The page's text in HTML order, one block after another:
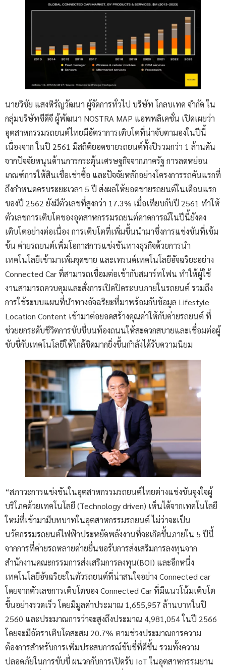
นายวิชัย แสงหิรัญวัฒนา ผู้จัดการทั่วไป บริษัท โกลบเทค จำกัด ใน
กลุ่มบริษัทซีดีจี ผู้พัฒนา NOSTRA MAP แอพพลิเคชั่น เปิดเผยว่า
อุตสาหกรรมรถยนต์ไทยมีอัตราการเติบโตที่น่าจับตามองในปีนี้
เนื่องจาก ในปี 2561 มีสถิติยอดขายรถยนต์ทั้งปีรวมกว่า 1 ล้านคัน
จากปัจจัยหนุนด้านการกระตุ้นเศรษฐกิจจากภาครัฐ การลดหย่อน
เกณฑ์การให้สินเชื่อเช่าซื้อ และปัจจัยหลักอย่างโครงการรถคันแรกที่
ถึงกำหนดครบระยะเวลา 5 ปี ส่งผลให้ยอดขายรถยนต์ในเดือนแรก
ของปี 2562 ยังมีตัวเลขที่สูงกว่า 17.3% เมื่อเทียบกับปี 2561 ทำให้
ตัวเลขการเติบโตของอุตสาหกรรมรถยนต์คาดการณ์ในปีนี้ยังคง
เติบโตอย่างต่อเนื่อง การเติบโตที่เพิ่มขึ้นนำมาซึ่งการแข่งขันที่เข้ม
ข้น ค่ายรถยนต์เพิ่มโอกาสการแข่งขันทางธุรกิจด้วยการนำ
เทคโนโลยีเข้ามาเพิ่มจุดขาย และเทรนด์เทคโนโลยีอัจฉริยะอย่าง
Connected Car ที่สามารถเชื่อมต่อเข้ากับสมาร์ทโฟน ทำให้ผู้ใช้
งานสามารถควบคุมและสั่งการเปิดปิดระบบภายในรถยนต์ รวมถึง
การใช้ระบบแผนที่นำทางอัจฉริยะที่มาพร้อมกับข้อมูล Lifestyle
Location Content เข้ามาต่อยอดสร้างคุณค่าให้กับค่ายรถยนต์ ที่
ช่วยยกระดับชีวิตการขับขี่บนท้องถนนให้สะดวกสบายและเชื่อมต่อผู้
ขับขี่กับเทคโนโลยีให้ใกล้ชิดมากยิ่งขึ้นกำลังได้รับความนิยม
“สภาวะการแข่งขันในอุตสาหกรรมรถยนต์ไทยต่างแข่งขันจูงใจผู้
บริโภคด้วยเทคโนโลยี (Technology driven) เห็นได้จากเทคโนโลยี
ใหม่ที่เข้ามามีบทบาทในอุตสาหกรรมรถยนต์ ไม่ว่าจะเป็น
นวัตกรรมรถยนต์ไฟฟ้าประหยัดพลังงานที่จะเกิดขึ้นภายใน 5 ปีนี้
จากการที่ค่ายรถหลายค่ายยื่นขอรับการส่งเสริมการลงทุนจาก
สำนักงานคณะกรรมการส่งเสริมการลงทุน(BOI) และอีกหนึ่ง
เทคโนโลยีอัจฉริยะในตัวรถยนต์ที่น่าสนใจอย่าง Connected car
โดยจากตัวเลขการเติบโตของ Connected Car ที่มีแนวโน้มเติบโต
ขึ้นอย่างรวดเร็ว โดยมีมูลค่าประมาณ 1,655,957 ล้านบาทในปี
2560 และประมาณการว่าจะสูงถึงประมาณ 4,981,054 ในปี 2566
โดยจะมีอัตราเติบโตสะสม 20.7% ตามช่วงประมาณการความ
ต้องการสำหรับการเพิ่มประสบการณ์ขับขี่ที่ดีขึ้น รวมทั้งความ
ปลอดภัยในการขับขี่ ผนวกกับการเปิดรับ IoT ในอุตสาหกรรมยาน